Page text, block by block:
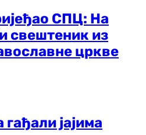
СПЦ: На
свештеник из
цркве
јајима